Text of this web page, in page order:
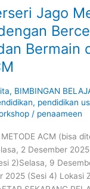
Jago
Bermain
, BIMBINGAN
, pendidikan
/ penaameen
METODE ACM (bisa
2 Desember
2)Selasa, 9
2025 (Sesi 4) Lokasi